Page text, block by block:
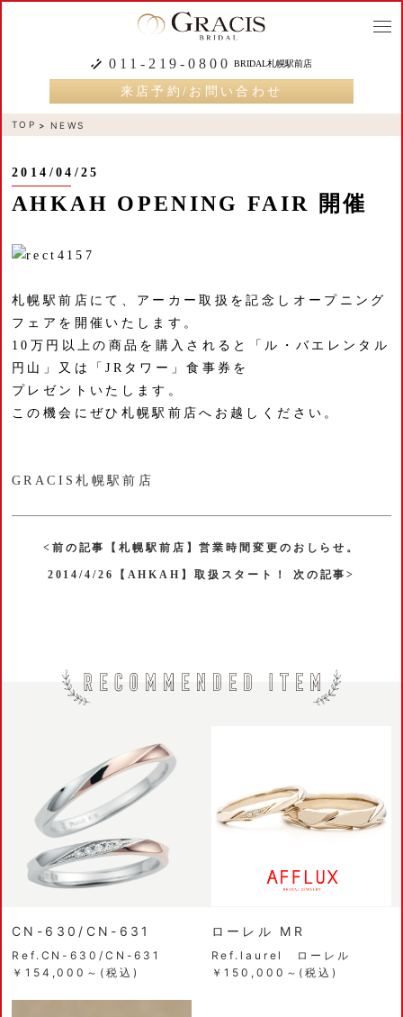
011-219-0800 BRIDAL札幌駅前店
来店予約/お問い合わせ
TOP NEWS
2014/04/25
AHKAH OPENING FAIR 開催
札幌駅前店にて、アーカー取扱を記念しオープニング
フェアを開催いたします。
10万円以上の商品を購入されると「ル・バエレンタル
円山」又は「JRタワー」食事券を
プレゼントいたします。
この機会にぜひ札幌駅前店へお越しください。
GRACIS札幌駅前店
<前の記事【札幌駅前店】営業時間変更のおしらせ。
2014/4/26【AHKAH】取扱スタート！ 次の記事>
CN-630/CN-631
Ref.CN-630/CN-631
￥154,000～(税込)
ローレル MR
Ref.laurel ローレル
￥150,000～(税込)